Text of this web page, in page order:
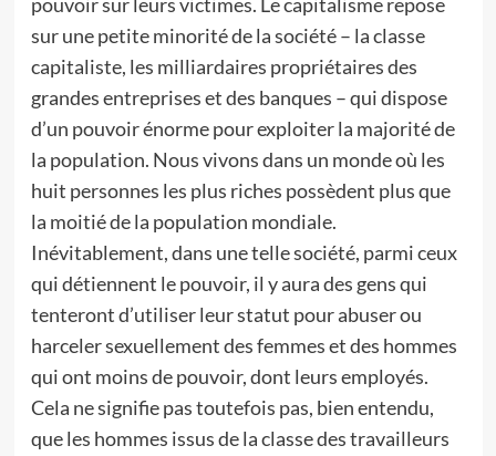
sur une petite minorité de la société – la classe
capitaliste, les milliardaires propriétaires des
grandes entreprises et des banques – qui dispose
d’un pouvoir énorme pour exploiter la majorité de
la population. Nous vivons dans un monde où les
huit personnes les plus riches possèdent plus que
la moitié de la population mondiale.
Inévitablement, dans une telle société, parmi ceux
qui détiennent le pouvoir, il y aura des gens qui
tenteront d’utiliser leur statut pour abuser ou
harceler sexuellement des femmes et des hommes
qui ont moins de pouvoir, dont leurs employés.
Cela ne signifie pas toutefois pas, bien entendu,
que les hommes issus de la classe des travailleurs